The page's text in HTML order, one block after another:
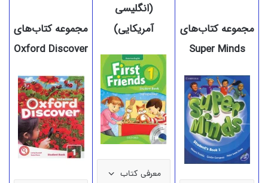
مجموعه کتاب‌های
Super Minds
(انگلیسی
آمریکایی)
معرفی کتاب
مجموعه کتاب‌های
Oxford Discover